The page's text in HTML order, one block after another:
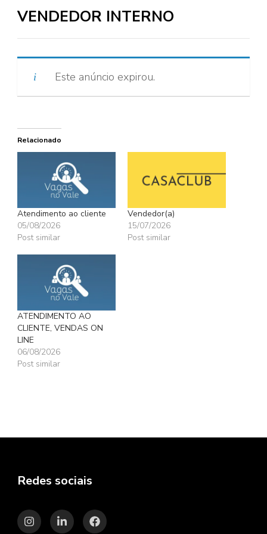
VENDEDOR INTERNO
Este anúncio expirou.
Relacionado
Atendimento ao cliente
05/08/2026
Post similar
Vendedor(a)
15/07/2026
Post similar
ATENDIMENTO AO
CLIENTE, VENDAS ON
LINE
06/08/2026
Post similar
Redes sociais